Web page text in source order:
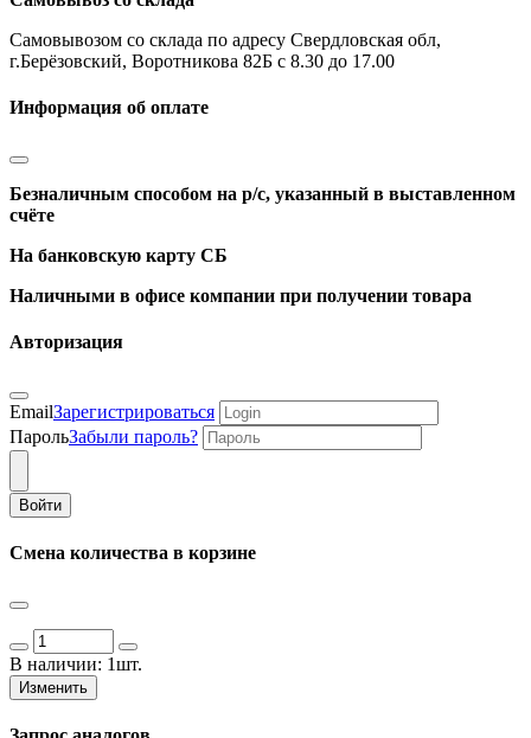
Самовывозом со склада по адресу Свердловская обл,
г.Берёзовский, Воротникова 82Б с 8.30 до 17.00
Информация об оплате
Безналичным способом на р/с, указанный в выставленном
счёте
На банковскую карту СБ
Наличными в офисе компании при получении товара
Авторизация
EmailЗарегистрироваться
ПарольЗабыли пароль?
Войти
Смена количества в корзине
В наличии: 1шт.
Изменить